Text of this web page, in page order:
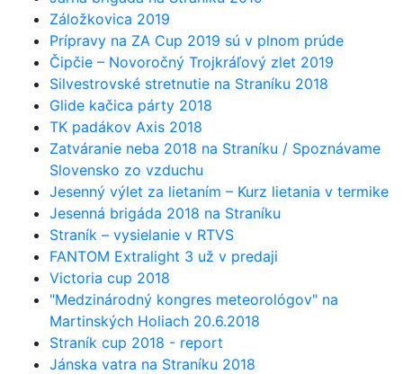
Záložkovica 2019
Prípravy na ZA Cup 2019 sú v plnom prúde
Čipčie – Novoročný Trojkráľový zlet 2019
Silvestrovské stretnutie na Straníku 2018
Glide kačica párty 2018
TK padákov Axis 2018
Zatváranie neba 2018 na Straníku / Spoznávame
Slovensko zo vzduchu
Jesenný výlet za lietaním – Kurz lietania v termike
Jesenná brigáda 2018 na Straníku
Straník – vysielanie v RTVS
FANTOM Extralight 3 už v predaji
Victoria cup 2018
"Medzinárodný kongres meteorológov" na
Martinských Holiach 20.6.2018
Straník cup 2018 - report
Jánska vatra na Straníku 2018